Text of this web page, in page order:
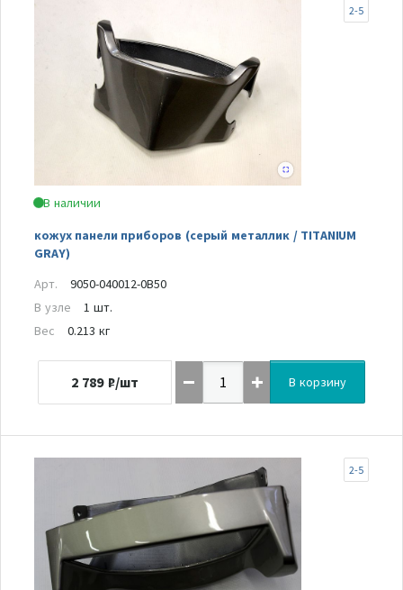
В наличии
кожух панели приборов (серый металлик / TITANIUM
GRAY)
2-5
Арт.
9050-040012-0B50
В узле
1 шт.
Вес
0.213 кг
2 789 ₽/шт В корзину
2-5